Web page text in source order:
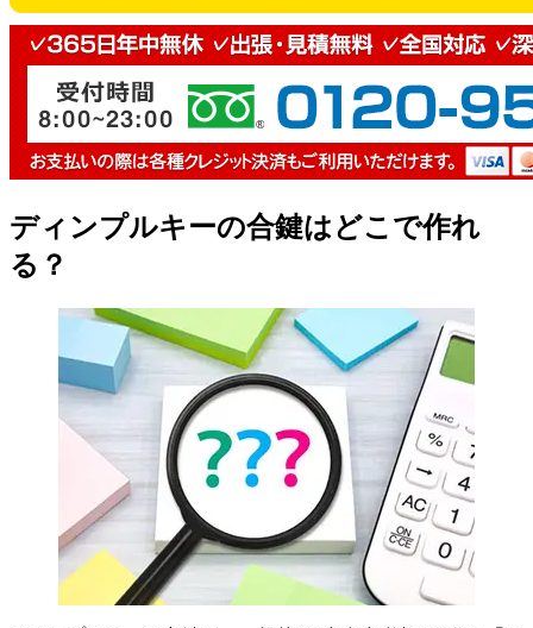
ディンプルキーの合鍵はどこで作れ
る？